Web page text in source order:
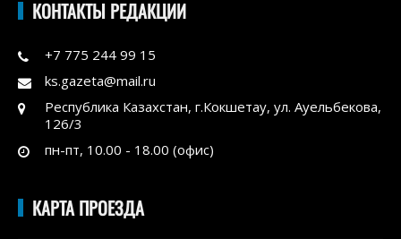
КОНТАКТЫ РЕДАКЦИИ
+7 775 244 99 15
ks.gazeta@mail.ru
Республика Казахстан, г.Кокшетау, ул. Ауельбекова,
126/3
пн-пт, 10.00 - 18.00 (офис)
КАРТА ПРОЕЗДА